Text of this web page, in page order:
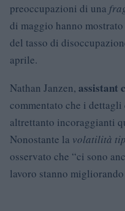
preoccupazioni di una
di maggio hanno
del tasso di
aprile.
Nathan Janzen, assistant
commentato che i
altrettanto incoraggianti
Nonostante la volatilità
osservato che “ci sono
lavoro stanno